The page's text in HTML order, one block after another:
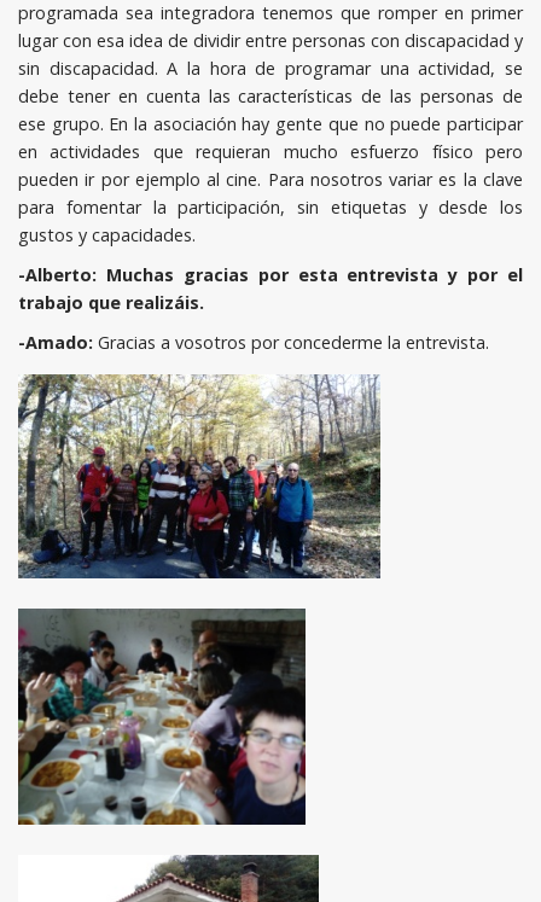
programada sea integradora tenemos que romper en primer
lugar con esa idea de dividir entre personas con discapacidad y
sin discapacidad. A la hora de programar una actividad, se
debe tener en cuenta las características de las personas de
ese grupo. En la asociación hay gente que no puede participar
en actividades que requieran mucho esfuerzo físico pero
pueden ir por ejemplo al cine. Para nosotros variar es la clave
para fomentar la participación, sin etiquetas y desde los
gustos y capacidades.
-Alberto: Muchas gracias por esta entrevista y por el
trabajo que realizáis.
-Amado: Gracias a vosotros por concederme la entrevista.